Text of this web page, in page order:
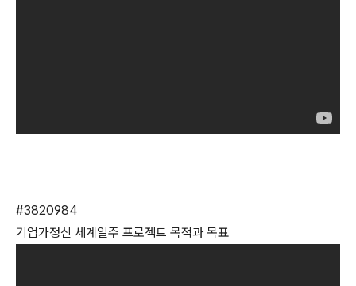
#3820984
기업가정신 세계일주 프로젝트 목적과 목표